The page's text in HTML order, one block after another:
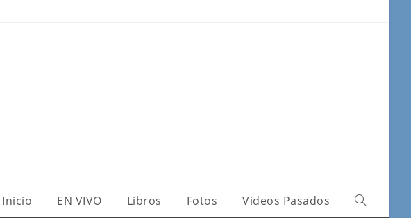
Inicio EN VIVO Libros Fotos Videos Pasados